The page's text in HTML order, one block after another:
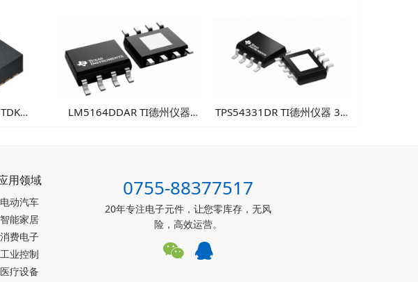
LM5164DDAR TI德州仪器
TPS54331DR TI德州仪器 3A
用领域
电动汽车
智能家居
消费电子
工业控制
医疗设备
0755-88377517
20年专注电子元件，让您零库存，无风
险，高效运营。